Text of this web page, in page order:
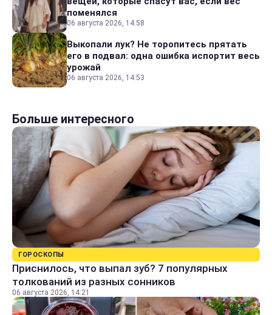
поменялся
06 августа 2026, 14:58
Выкопали лук? Не торопитесь прятать
его в подвал: одна ошибка испортит весь
урожай
06 августа 2026, 14:53
Больше интересного
ГОРОСКОПЫ
Приснилось, что выпал зуб? 7 популярных
толкований из разных сонников
06 августа 2026, 14:21